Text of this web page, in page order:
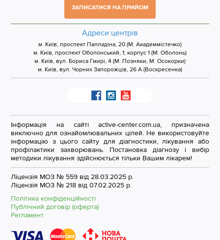
ЗАПИСАТИСЯ НА ПРИЙОМ
Адреси центрів
м. Київ, проспект Палладіна, 20 (М. Академмістечко)
м. Київ, проспект Оболонський, 1; корпус 1 (М. Оболонь)
м. Київ, вул. Бориса Гмирі, 4 (М. Позняки, М. Осокорки)
м. Київ, вул. Чорних Запорожців, 26 А (Воскресенка)
Ліцензія МОЗ № 559 від 28.03.2025 р.
Ліцензія МОЗ № 218 від 07.02.2025 р.
Політика конфіденційності
Публічний договір (оферта)
Регламент
Інформація на сайті active-center.com.ua, призначена
виключно для ознайомлювальних цілей. Не використовуйте
інформацію з цього сайту для діагностики, лікування або
профілактики захворювань. Постановка діагнозу і вибір
методики лікування здійснюється тільки Вашим лікарем!